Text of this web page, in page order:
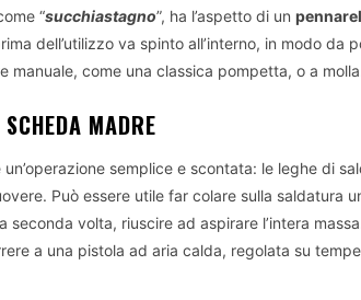
“succhiastagno”, ha l’aspetto di un
dell’utilizzo va spinto all’interno, in modo da
manuale, come una classica pompetta, o a
MADRE
un’operazione semplice e scontata: le leghe di
Può essere utile far colare sulla saldatura
seconda volta, riuscire ad aspirare l’intera
a una pistola ad aria calda, regolata su